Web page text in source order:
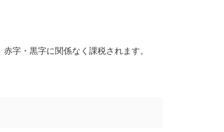
字・黒字に関係なく課税されます。